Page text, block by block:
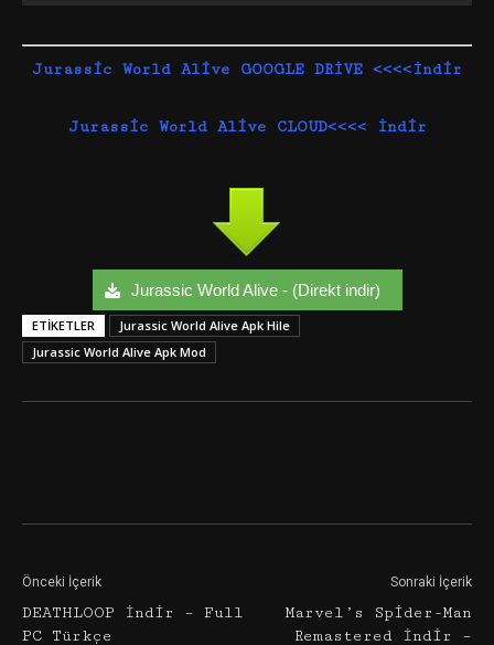
Jurassic World Alive GOOGLE DRİVE <<<<İndir
Jurassic World Alive CLOUD<<<< İndir
Jurassic World Alive - (Direkt indir)
ETIKETLER
Jurassic World Alive Apk Hile
Jurassic World Alive Apk Mod
Önceki İçerik
DEATHLOOP İndir – Full
PC Türkçe
Sonraki İçerik
Marvel’s Spider-Man
Remastered İndir –